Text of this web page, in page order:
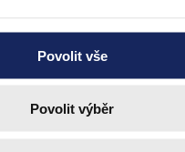
Povolit vše
Povolit výběr
tak, jak předpokládal
za určitých okolností být
ve svém nedávném